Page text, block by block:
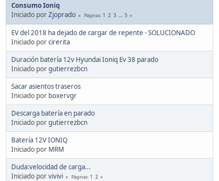
Consumo Ioniq
Iniciado porZjoprado Páginas 1 2 3 ... 5
EV del 2018 ha dejado de cargar de repente - SOLUCIONADO
Iniciado porcirerita
Duración batería 12v Hyundai Ioniq Ev 38 parado
Iniciado porgutierrezbcn
Sacar asientos traseros
Iniciado por boxervgr
Descarga batería en parado
Iniciado porgutierrezbcn
Batería 12V IONIQ
Iniciado por MRM
Duda:velocidad de carga...
Iniciado porvivivi Páginas 1 2